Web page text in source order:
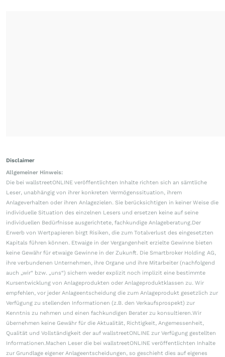
Disclaimer
Allgemeiner Hinweis:
Die bei wallstreetONLINE veröffentlichten Inhalte richten sich an sämtliche
Leser, unabhängig von ihrer konkreten Vermögenssituation, ihrem
Anlageverhalten oder ihren Anlagezielen. Sie berücksichtigen in keiner Weise die
individuelle Situation des einzelnen Lesers und ersetzen keine auf seine
individuellen Bedürfnisse ausgerichtete, fachkundige Anlageberatung.Der
Erwerb von Wertpapieren birgt Risiken, die zum Totalverlust des eingesetzten
Kapitals führen können. Etwaige in der Vergangenheit erzielte Gewinne bieten
keine Gewähr für etwaige Gewinne in der Zukunft. Die Smartbroker Holding AG,
ihre verbundenen Unternehmen, ihre Organe und ihre Mitarbeiter (nachfolgend
auch „wir“ bzw. „uns“) sichern weder explizit noch implizit eine bestimmte
Kursentwicklung von Anlageprodukten oder Anlageproduktklassen zu. Wir
empfehlen, vor jeder Anlageentscheidung die zum Anlageprodukt gesetzlich zur
Verfügung zu stellenden Informationen (z.B. den Verkaufsprospekt) zur
Kenntnis zu nehmen und einen fachkundigen Berater zu konsultieren.Wir
übernehmen keine Gewähr für die Aktualität, Richtigkeit, Angemessenheit,
Qualität und Vollständigkeit der auf wallstreetONLINE zur Verfügung gestellten
Informationen.Machen Leser die bei wallstreetONLINE veröffentlichten Inhalte
zur Grundlage eigener Anlageentscheidungen, so geschieht dies auf eigenes